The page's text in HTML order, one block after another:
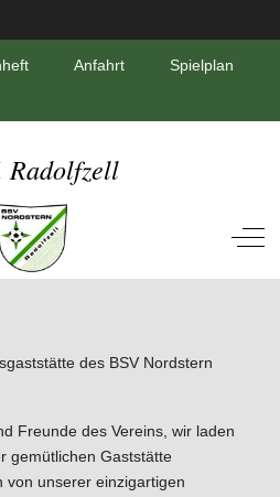
Anfahrt
Spielplan
Radolfzell
Off-
des BSV Nordstern
Freunde des Vereins, wir laden
gemütlichen Gaststätte
von unserer einzigartigen